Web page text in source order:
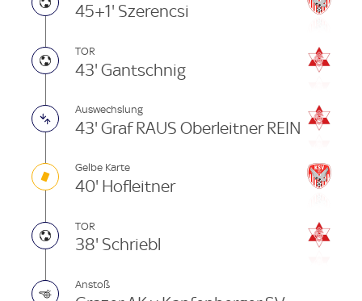
45+1' Szerencsi
TOR
43' Gantschnig
Auswechslung
43' Graf RAUS Oberleitner REIN
Gelbe Karte
40' Hofleitner
TOR
38' Schriebl
Anstoß